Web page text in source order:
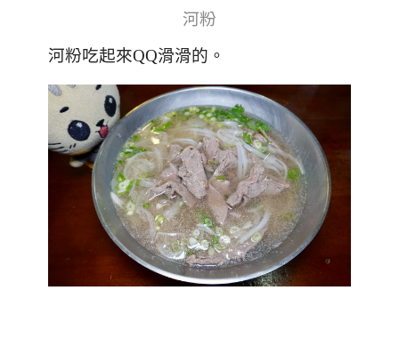
河粉
河粉吃起來QQ滑滑的。